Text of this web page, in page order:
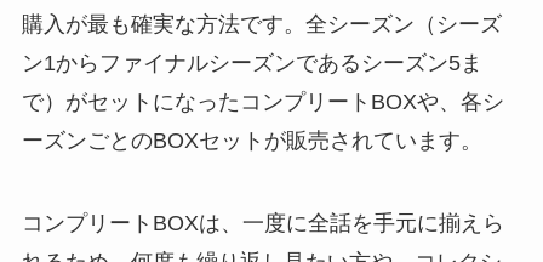
購入が最も確実な方法です。全シーズン（シーズ
ン1からファイナルシーズンであるシーズン5ま
で）がセットになったコンプリートBOXや、各シ
ーズンごとのBOXセットが販売されています。
コンプリートBOXは、一度に全話を手元に揃えら